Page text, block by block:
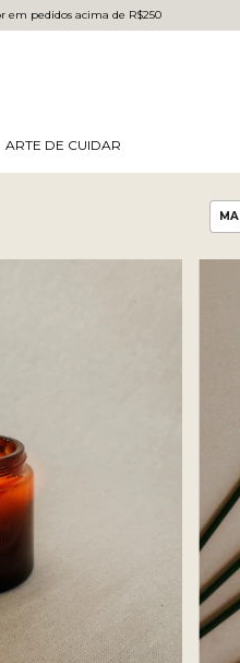
em pedidos acima de R$250
ARTE DE CUIDAR